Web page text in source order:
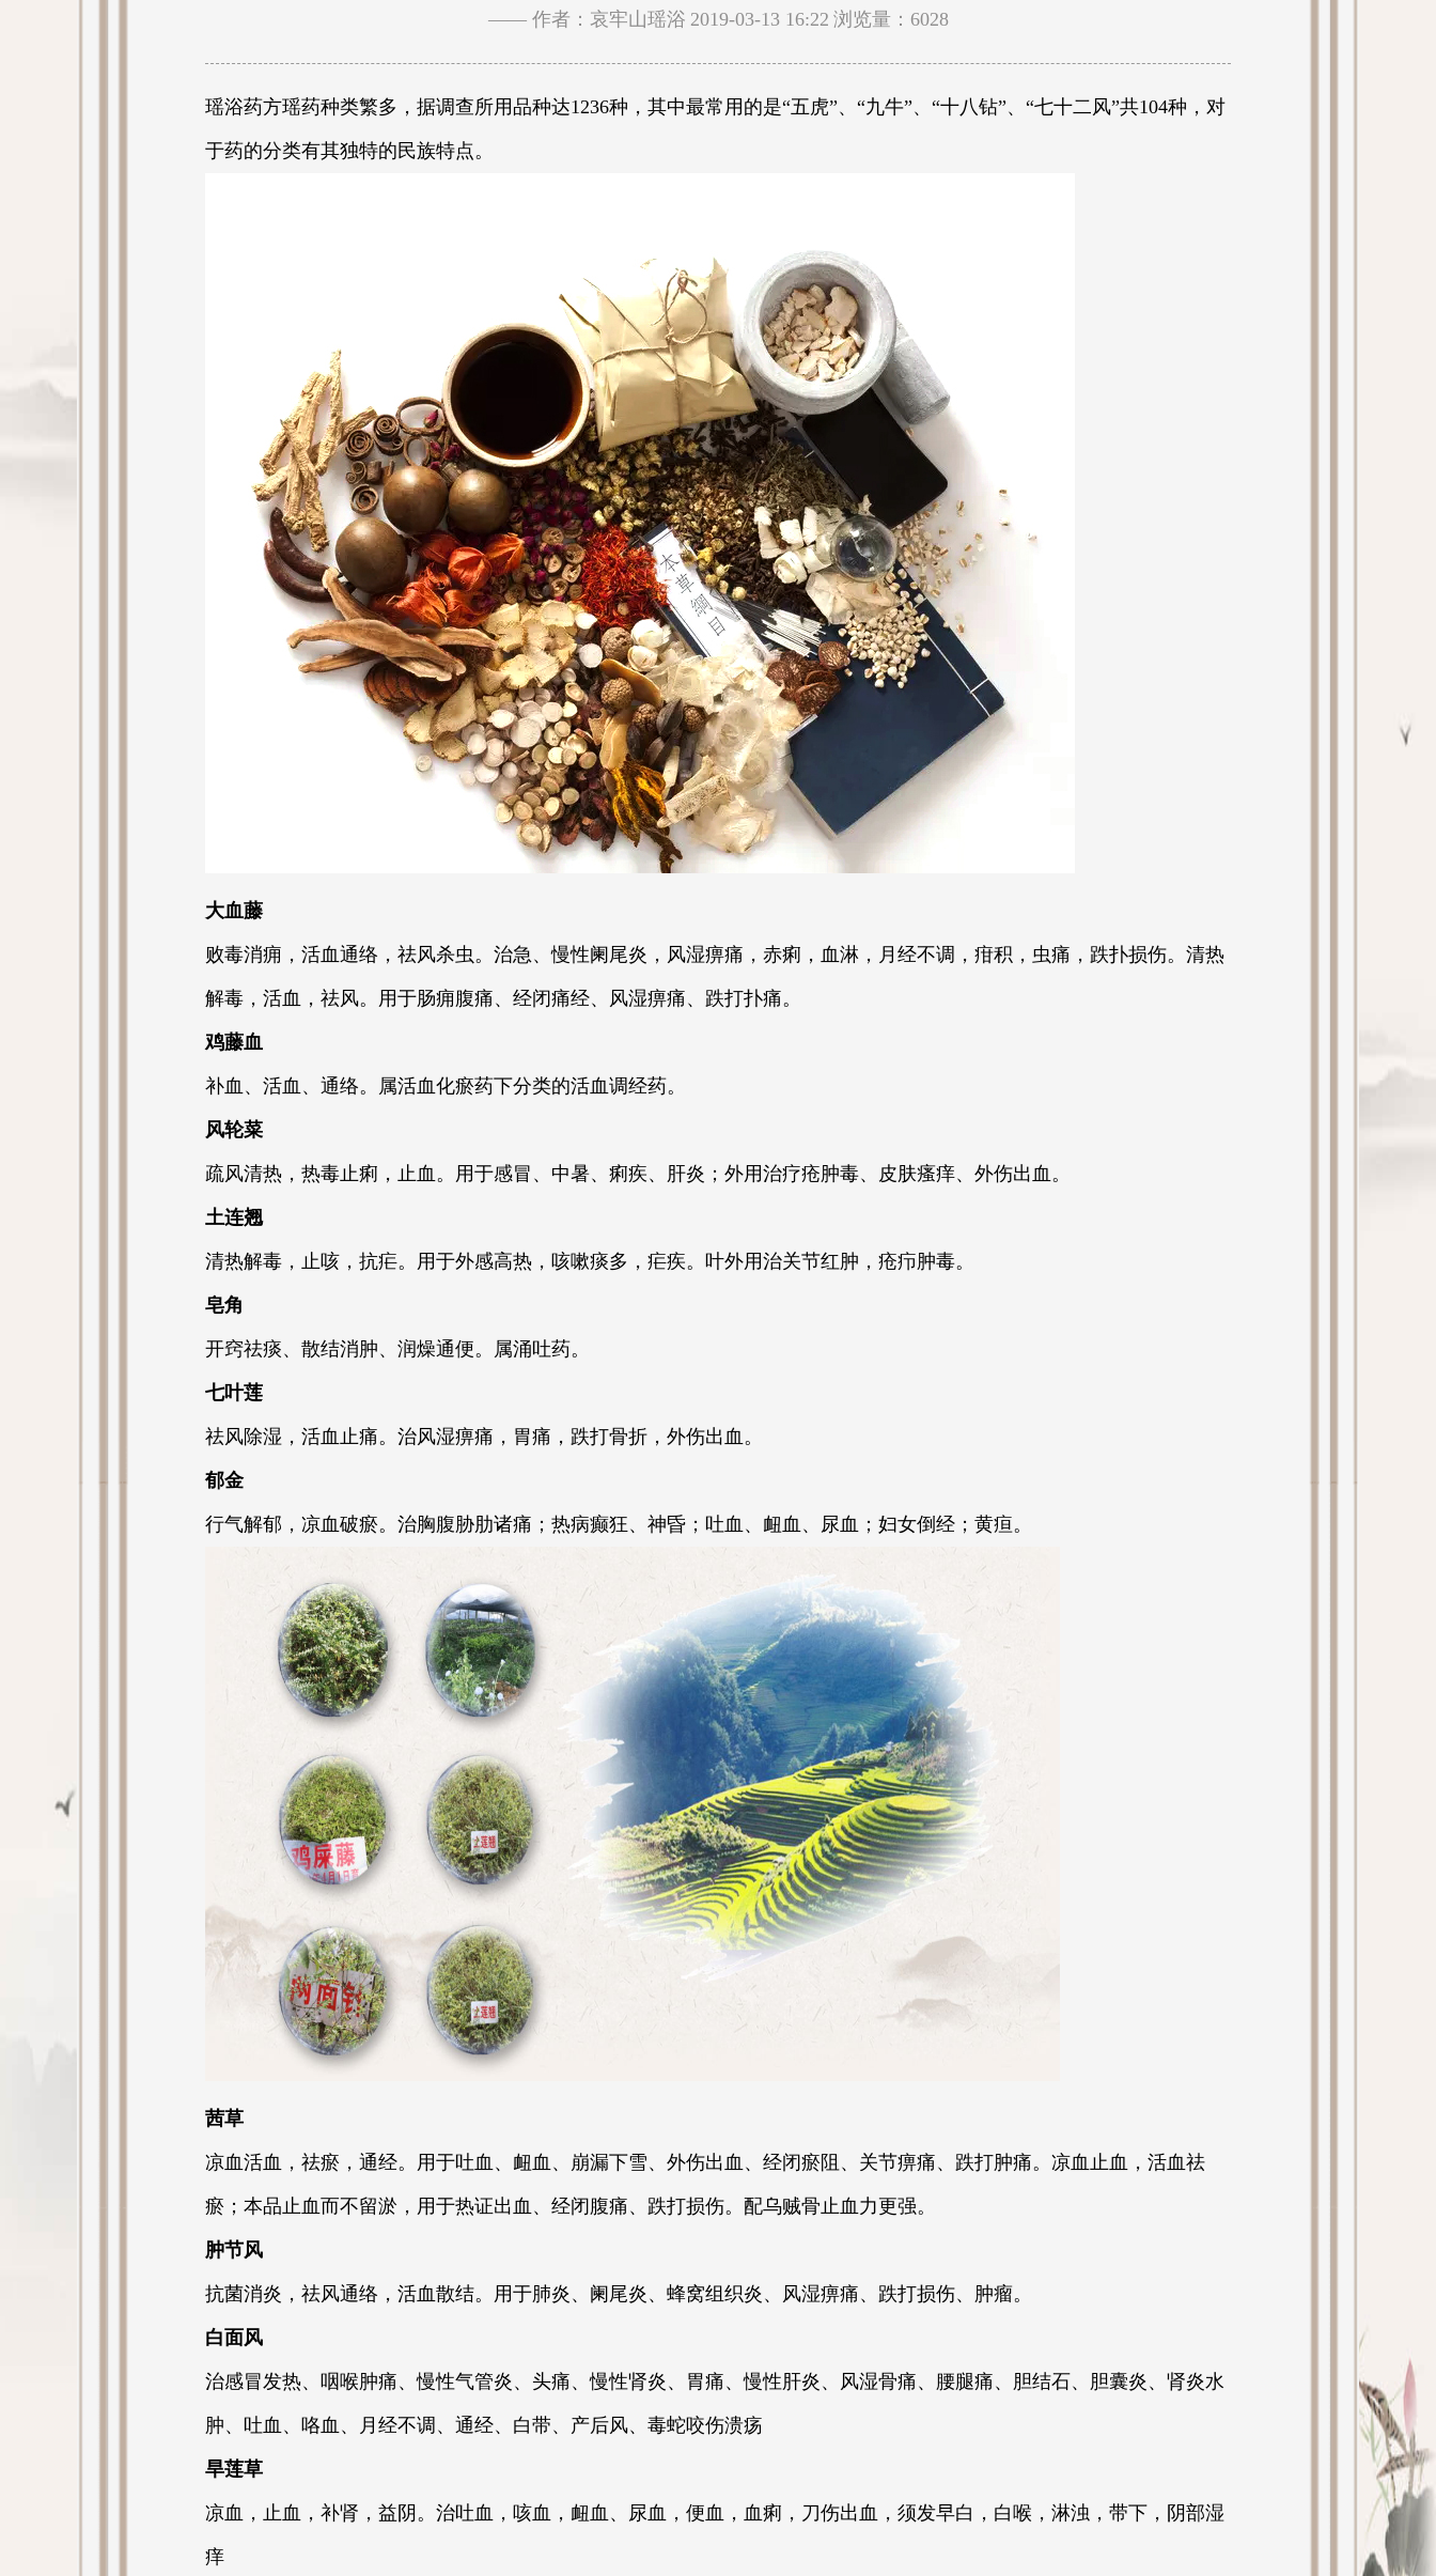
—— 作者：哀牢山瑶浴 2019-03-13 16:22 浏览量：6028
瑶浴药方瑶药种类繁多，据调查所用品种达1236种，其中最常用的是“五虎”、“九牛”、“十八钻”、“七十二风”共104种，对
于药的分类有其独特的民族特点。
大血藤
败毒消痈，活血通络，祛风杀虫。治急、慢性阑尾炎，风湿痹痛，赤痢，血淋，月经不调，疳积，虫痛，跌扑损伤。清热
解毒，活血，祛风。用于肠痈腹痛、经闭痛经、风湿痹痛、跌打扑痛。
鸡藤血
补血、活血、通络。属活血化瘀药下分类的活血调经药。
风轮菜
疏风清热，热毒止痢，止血。用于感冒、中暑、痢疾、肝炎；外用治疗疮肿毒、皮肤瘙痒、外伤出血。
土连翘
清热解毒，止咳，抗疟。用于外感高热，咳嗽痰多，疟疾。叶外用治关节红肿，疮疖肿毒。
皂角
开窍祛痰、散结消肿、润燥通便。属涌吐药。
七叶莲
祛风除湿，活血止痛。治风湿痹痛，胃痛，跌打骨折，外伤出血。
郁金
行气解郁，凉血破瘀。治胸腹胁肋诸痛；热病癫狂、神昏；吐血、衄血、尿血；妇女倒经；黄疸。
茜草
凉血活血，祛瘀，通经。用于吐血、衄血、崩漏下雪、外伤出血、经闭瘀阻、关节痹痛、跌打肿痛。凉血止血，活血祛
瘀；本品止血而不留淤，用于热证出血、经闭腹痛、跌打损伤。配乌贼骨止血力更强。
肿节风
抗菌消炎，祛风通络，活血散结。用于肺炎、阑尾炎、蜂窝组织炎、风湿痹痛、跌打损伤、肿瘤。
白面风
治感冒发热、咽喉肿痛、慢性气管炎、头痛、慢性肾炎、胃痛、慢性肝炎、风湿骨痛、腰腿痛、胆结石、胆囊炎、肾炎水
肿、吐血、咯血、月经不调、通经、白带、产后风、毒蛇咬伤溃疡
旱莲草
凉血，止血，补肾，益阴。治吐血，咳血，衄血、尿血，便血，血痢，刀伤出血，须发早白，白喉，淋浊，带下，阴部湿
痒